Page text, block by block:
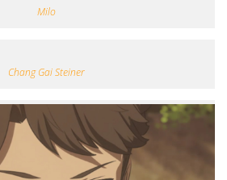
Milo
Chang Gai Steiner